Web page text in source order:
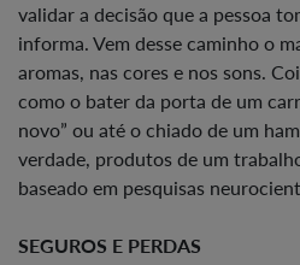
validar a decisão que a pessoa
informa. Vem desse caminho o
aromas, nas cores e nos sons.
como o bater da porta de um
novo” ou até o chiado de um
verdade, produtos de um
baseado em pesquisas
SEGUROS E PERDAS